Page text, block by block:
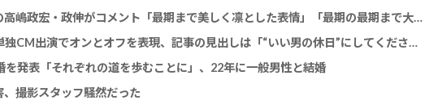
寿美花代さん死去 息子の高嶋政宏・政伸がコメント「最期まで美しく凛とした表情」「最期の最期まで大女優」「
SixTONES 田中樹 初の単独CM出演でオンとオフを表現、記事の見出しは「“いい男の休日”にしてください」とアピール
発表「それぞれの道を歩むことに」、22年に一般男性と結婚
撮影スタッフ騒然だった